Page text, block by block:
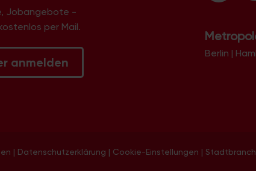
Jobangebote -
per Mail.
anmelden
Berlin |
| Datenschutzerklärung | Cookie-Einstellungen |